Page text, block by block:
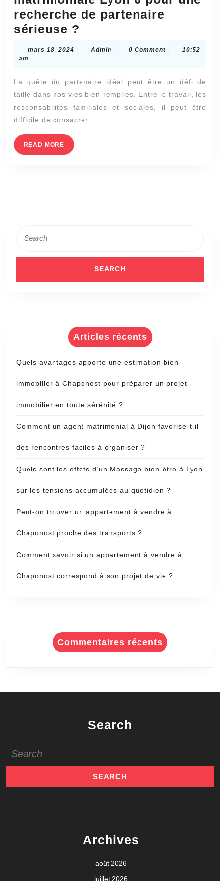
recherche de partenaire
sérieuse ?
Lyon
pour
mars 18, 2024 mars
Admin Admin0 Comment
10:52
am
La quête du partenaire idéal peut être un défi de
taille dans nos vies bien remplies. Entre le travail, les
responsabilités familiales et sociales, il peut être
difficile de consacrer
READ MORE READ
MORE
for:
Articles récents
Quels avantages apporte une estimation bien
immobilier à Chaponost pour préparer un projet
immobilier en toute sérénité ?
Comment un agent matrimonial à Dijon favorise-t-il
des rencontres faciles à organiser ?
Quels sont les effets d’un Massage bien-être à Lyon
sur les tensions accumulées au quotidien ?
Peut-on trouver un appartement à vendre à
Chaponost proche des transports ?
Comment savoir si un appartement à vendre à
Chaponost correspond à son projet de vie ?
Commentaires récents
Search
for:
Archives
août 2026
juillet 2026